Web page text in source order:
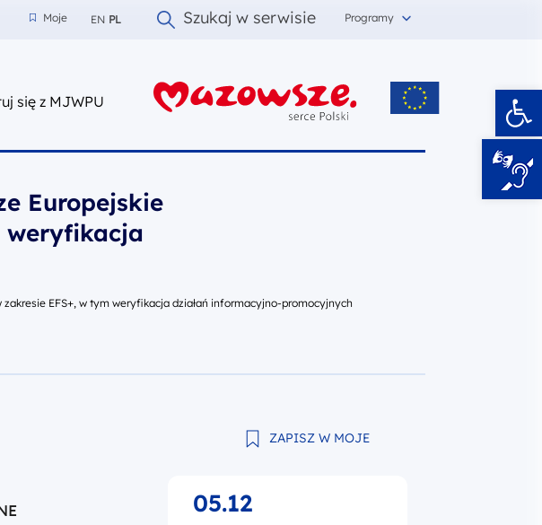
Moje
Moje EN PL Szukaj w serwisie Programy
się z MJWPUz nami
Europejskie
weryfikacja
EFS+, w tym weryfikacja działań informacyjno-promocyjnych
ZAPISZ W MOJE
05.12